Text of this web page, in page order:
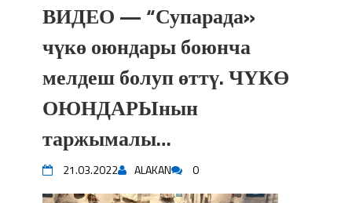
ВИДЕО — “Супарада»
чүкө оюндары боюнча
мелдеш болуп өттү. ЧҮКӨ
ОЮНДАРЫнын
таржымалы…
21.03.2022 ALAKAN 0